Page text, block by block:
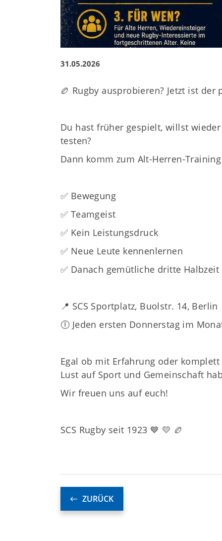
31.05.2026
🏉 Rugby ausprobieren? Jetzt ist der
Du hast früher gespielt, willst
testen?
Dann komm zum Alt-Herren-
✅ Bewegung
✅ Teamgeist
✅ Kein Leistungsdruck
✅ Neue Leute kennenlernen
✅ Danach gemütliche dritte Halbzeit
📍 SCS Sportplatz, Buolstr. 14, Berlin
🕕 Jeden ersten Donnerstag im
Egal ob mit Erfahrung oder
Lust auf Sport und Gemeinschaft
Wir freuen uns auf euch!
SCS Rugby seit 1923 💙 💛 🏉
ZURÜCK